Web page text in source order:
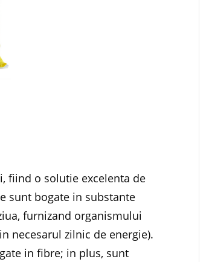
fiind o solutie excelenta de
sunt bogate in substante
furnizand organismului
necesarul zilnic de energie).
in fibre; in plus, sunt